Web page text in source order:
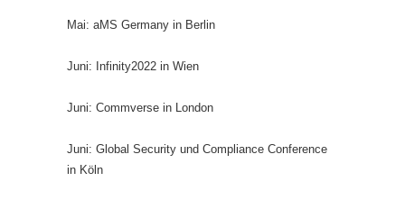
Mai: aMS Germany in Berlin
Juni: Infinity2022 in Wien
Juni: Commverse in London
Juni: Global Security und Compliance Conference
in Köln